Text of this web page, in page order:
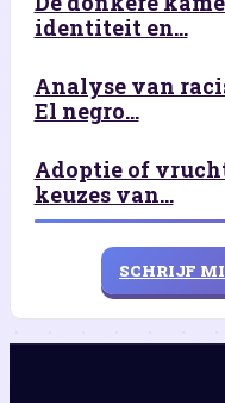
identiteit en...
Analyse van
El negro...
Adoptie of
keuzes van...
SCHRIJF